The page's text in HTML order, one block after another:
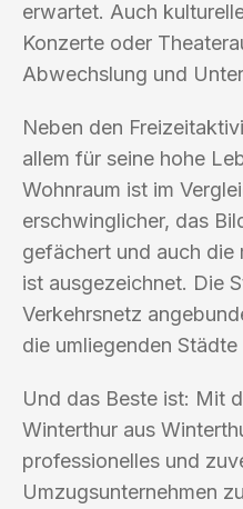
erwartet. Auch
Konzerte oder
Abwechslung und
Neben den
allem für seine hohe
Wohnraum ist im
erschwinglicher, das
gefächert und auch die
ist ausgezeichnet. Die
Verkehrsnetz
die umliegenden Städte
Und das Beste ist: Mit
Winterthur aus
professionelles und
Umzugsunternehmen